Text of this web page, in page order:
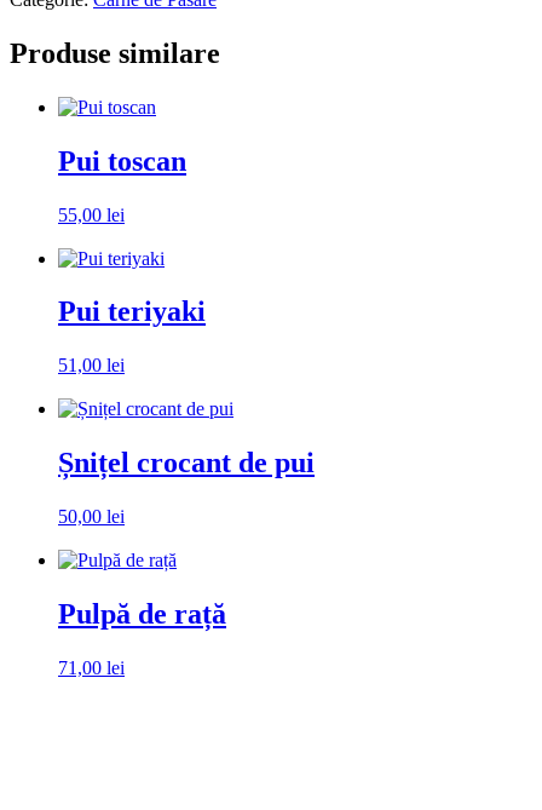
mix
ciuperci
Produse similare
Pui toscan
55,00 lei
Pui teriyaki
51,00 lei
Șnițel crocant de pui
50,00 lei
Pulpă de rață
71,00 lei